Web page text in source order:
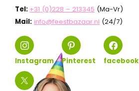
Tel: +31 (0)228 – 213345 (Ma-Vr)
Mail: info@feestbazaar.nl (24/7)
Instagram Pinterest facebook